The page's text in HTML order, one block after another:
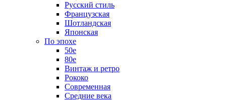
Русский стиль
Французская
Шотландская
Японская
По эпохе
50е
80е
Винтаж и ретро
Рококо
Современная
Средние века